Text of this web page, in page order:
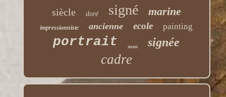
siècle doré signé marine
impressionniste ancienne ecole painting
portrait sous signée
cadre